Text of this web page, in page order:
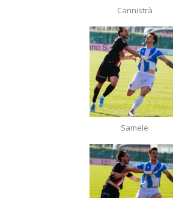
Cannistrà
Samele